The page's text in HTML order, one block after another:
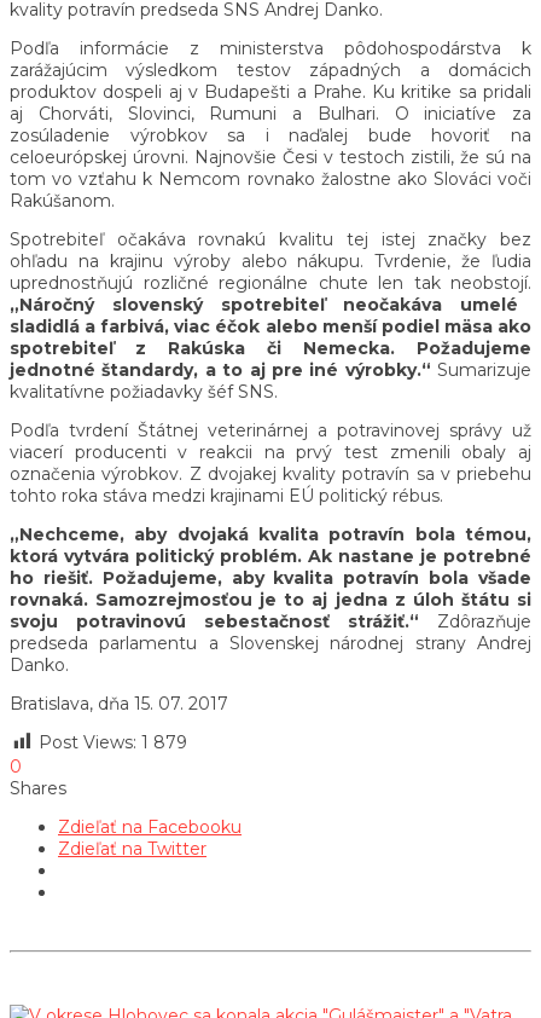
kvality potravín predseda SNS Andrej Danko.
Podľa informácie z ministerstva pôdohospodárstva k
zarážajúcim výsledkom testov západných a domácich
produktov dospeli aj v Budapešti a Prahe. Ku kritike sa pridali
aj Chorváti, Slovinci, Rumuni a Bulhari. O iniciatíve za
zosúladenie výrobkov sa i naďalej bude hovoriť na
celoeurópskej úrovni. Najnovšie Česi v testoch zistili, že sú na
tom vo vzťahu k Nemcom rovnako žalostne ako Slováci voči
Rakúšanom.
Spotrebiteľ očakáva rovnakú kvalitu tej istej značky bez
ohľadu na krajinu výroby alebo nákupu. Tvrdenie, že ľudia
uprednostňujú rozličné regionálne chute len tak neobstojí.
„Náročný slovenský spotrebiteľ neočakáva umelé
sladidlá a farbivá, viac éčok alebo menší podiel mäsa ako
spotrebiteľ z Rakúska či Nemecka. Požadujeme
jednotné štandardy, a to aj pre iné výrobky.“ Sumarizuje
kvalitatívne požiadavky šéf SNS.
Podľa tvrdení Štátnej veterinárnej a potravinovej správy už
viacerí producenti v reakcii na prvý test zmenili obaly aj
označenia výrobkov. Z dvojakej kvality potravín sa v priebehu
tohto roka stáva medzi krajinami EÚ politický rébus.
„Nechceme, aby dvojaká kvalita potravín bola témou,
ktorá vytvára politický problém. Ak nastane je potrebné
ho riešiť. Požadujeme, aby kvalita potravín bola všade
rovnaká. Samozrejmosťou je to aj jedna z úloh štátu si
svoju potravinovú sebestačnosť strážiť.“ Zdôrazňuje
predseda parlamentu a Slovenskej národnej strany Andrej
Danko.
Bratislava, dňa 15. 07. 2017
Post Views: 1 879
0
Shares
Zdieľať na Facebooku
Zdieľať na Twitter